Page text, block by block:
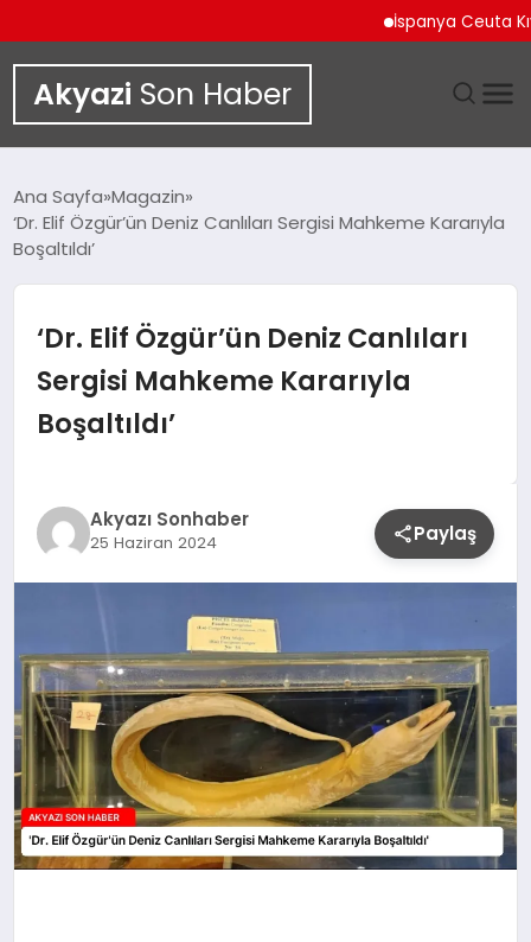
İspanya Ceuta
Akyazi Son Haber
SIYASET
SPOR
YAŞAM
Ana Sayfa Magazin
‘Dr. Elif Özgür’ün Deniz Canlıları Sergisi Mahkeme Kararıyla
Boşaltıldı’
‘Dr. Elif Özgür’ün Deniz Canlıları
Sergisi Mahkeme Kararıyla
Boşaltıldı’
Akyazı Sonhaber
25 Haziran 2024 Paylaş